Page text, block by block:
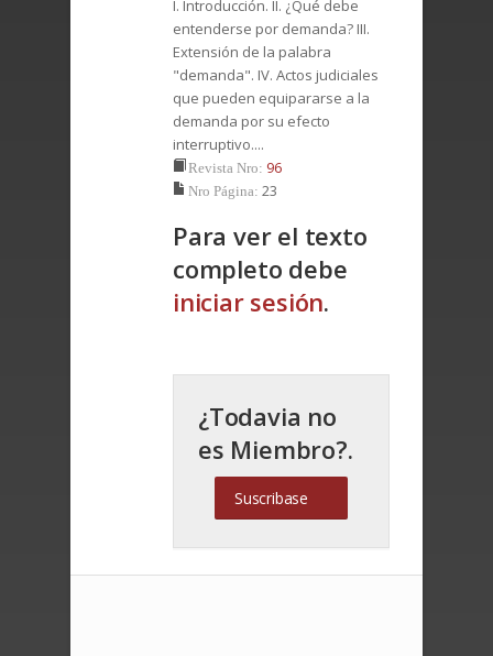
I. Introducción. II. ¿Qué debe
entenderse por demanda? III.
Extensión de la palabra
"demanda". IV. Actos judiciales
que pueden equipararse a la
demanda por su efecto
interruptivo....
Revista Nro: 96
Nro Página: 23
Para ver el texto
completo debe
iniciar sesión.
¿Todavia no
es Miembro?.
Suscribase